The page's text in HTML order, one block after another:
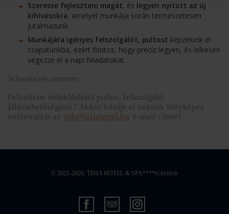
Szeresse fejleszteni magát, és legyen nyitott az új
kihívásokra, amelyet munkája során természetesen
jutalmazunk.
Munkájára igényes felszolgálót, pultost képzelünk el
csapatunkba, ezért fontos, hogy precíz legyen, és lelkesen
végezze el a napi feladatokat.
Jelentkezés menete:
Felkeltette érdeklődését pultos, felszolgáló
álláslehetőségünk? Akkor küldje el nekünk fényképes
önéletrajzát az job@tisiahotel.hu e-mail címre!
© 2021-2026. TISIA HOTEL & SPA**** SUPERIOR